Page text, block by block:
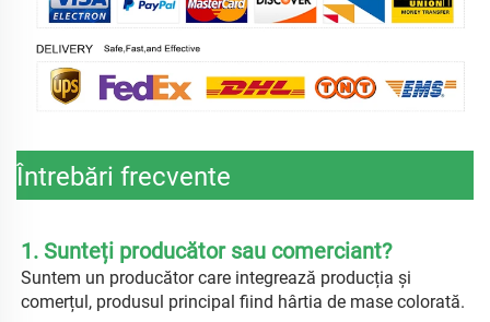
Întrebări frecvente
1. Sunteți producător sau comerciant?
Suntem un producător care integrează producția și
comerțul, produsul principal fiind hârtia de mase colorată.